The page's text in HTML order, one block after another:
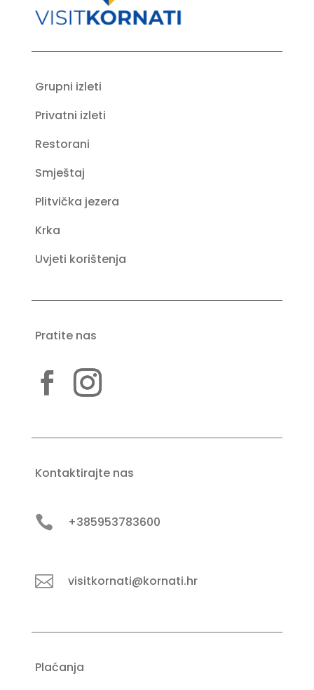
Grupni izleti
Privatni izleti
Restorani
Smještaj
Plitvička jezera
Krka
Uvjeti korištenja
Pratite nas
Kontaktirajte nas
 +385953783600
 visitkornati@kornati.hr
Plaćanja